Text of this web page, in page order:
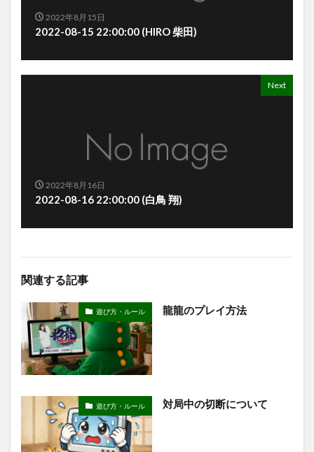
2022年8月15日
2022-08-15 22:00:00 (HIRO 柴田)
Next
2022年8月16日
2022-08-16 22:00:00 (白鳥 翔)
関連する記事
遊び方・ルール 龍龍のプレイ方法
遊び方・ルール 対局中の切断について